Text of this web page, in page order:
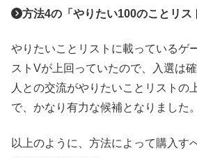
方法4の「やりたい100のことリス
やりたいことリストに載っているゲ
ストVが上回っていたので、入選は
人との交流がやりたいことリストの
で、かなり有力な候補となりました。
以上のように、方法によって購入す